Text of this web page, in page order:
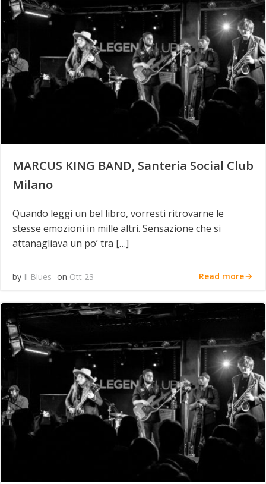
MARCUS KING BAND, Santeria Social Club
Milano
Quando leggi un bel libro, vorresti ritrovarne le
stesse emozioni in mille altri. Sensazione che si
attanagliava un po’ tra […]
by Il Blues on Ott 23 Read more